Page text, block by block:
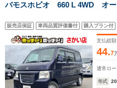
バモスホビオ 660 L 4WD オー
販売店保証 車両品質評価書付 購入プラン付
支払総額
44.7
通常ロー
年式